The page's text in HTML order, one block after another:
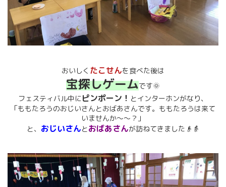
おいしく たこせんを食べた後は
宝探しゲームです🌞
フェスティバル中にピンポーン！ とインターホンがなり、
「ももたろうのおじいさんとおばあさんです。ももたろうは来て
いませんか～～？」
と、 おじいさんとおばあさんが訪ねてきました👴👵